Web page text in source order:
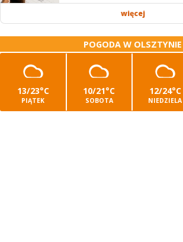
więcej
POGODA W OLSZTYNIE
13/23°C
PIĄTEK
10/21°C
SOBOTA
12/24°C
NIEDZIELA